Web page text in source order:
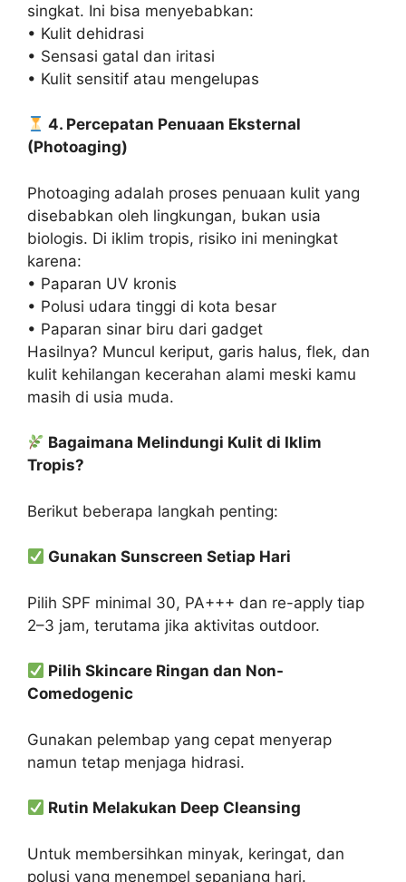
singkat. Ini bisa menyebabkan:
• Kulit dehidrasi
• Sensasi gatal dan iritasi
• Kulit sensitif atau mengelupas
4. Percepatan Penuaan Eksternal
(Photoaging)
Photoaging adalah proses penuaan kulit yang
disebabkan oleh lingkungan, bukan usia
biologis. Di iklim tropis, risiko ini meningkat
karena:
• Paparan UV kronis
• Polusi udara tinggi di kota besar
• Paparan sinar biru dari gadget
Hasilnya? Muncul keriput, garis halus, flek, dan
kulit kehilangan kecerahan alami meski kamu
masih di usia muda.
Bagaimana Melindungi Kulit di Iklim
Tropis?
Berikut beberapa langkah penting:
Gunakan Sunscreen Setiap Hari
Pilih SPF minimal 30, PA+++ dan re-apply tiap
2–3 jam, terutama jika aktivitas outdoor.
Pilih Skincare Ringan dan Non-
Comedogenic
Gunakan pelembap yang cepat menyerap
namun tetap menjaga hidrasi.
Rutin Melakukan Deep Cleansing
Untuk membersihkan minyak, keringat, dan
polusi yang menempel sepanjang hari.